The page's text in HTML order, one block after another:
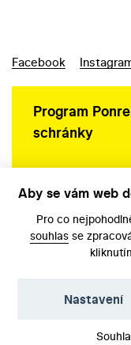
Facebook
Program
schránky
Aby se vám web
Pro co
souhlas se
Nastavení